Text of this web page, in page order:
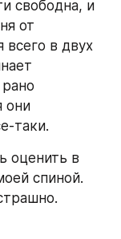
свободна, и
от
всего в двух
они
таки.
оценить в
спиной.